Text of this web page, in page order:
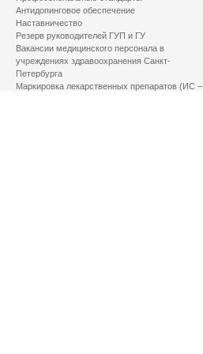
Антидопинговое обеспечение
Наставничество
Резерв руководителей ГУП и ГУ
Вакансии медицинского персонала в
учреждениях здравоохранения Санкт-
Петербурга
Маркировка лекарственных препаратов (ИС –